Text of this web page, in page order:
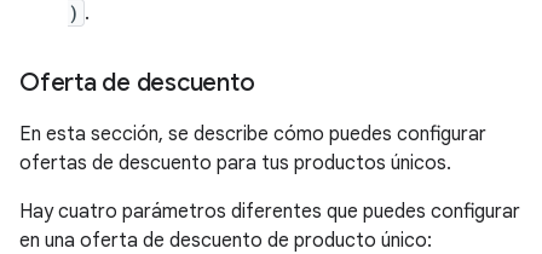
) .
Oferta de descuento
En esta sección, se describe cómo puedes configurar
ofertas de descuento para tus productos únicos.
Hay cuatro parámetros diferentes que puedes configurar
en una oferta de descuento de producto único: